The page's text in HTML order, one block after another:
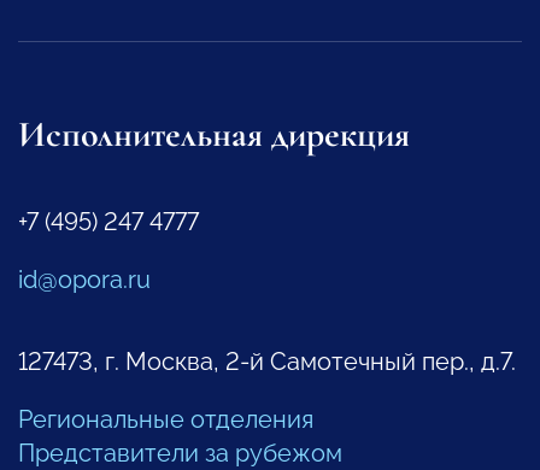
Исполнительная дирекция
+7 (495) 247 4777
id@opora.ru
127473, г. Москва, 2-й Самотечный пер., д.7.
Региональные отделения
Представители за рубежом